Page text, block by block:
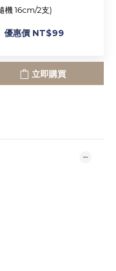
機 16cm/2支)
優惠價 NT$99
立即購買